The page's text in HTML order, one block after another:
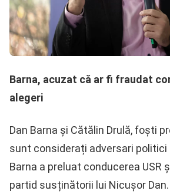
Barna, acuzat că ar fi fraudat
alegeri
Dan Barna și Cătălin Drulă, foști
sunt considerați adversari politici
Barna a preluat conducerea USR
partid susținătorii lui Nicușor